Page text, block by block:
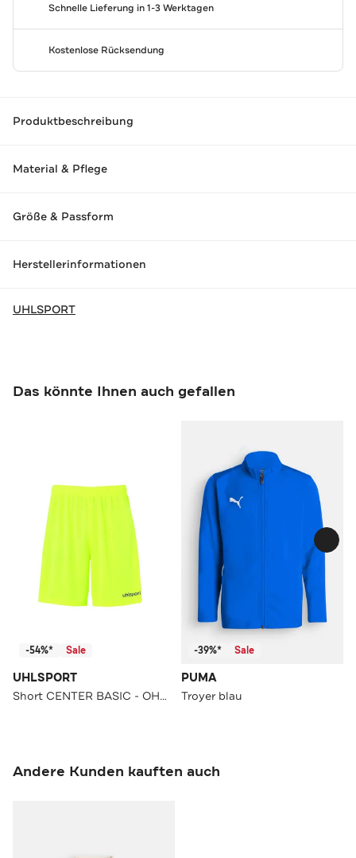
Schnelle Lieferung in 1-3 Werktagen
Kostenlose Rücksendung
Produktbeschreibung
Material & Pflege
Größe & Passform
Herstellerinformationen
UHLSPORT
Das könnte Ihnen auch gefallen
-54%* Sale
UHLSPORT
Short CENTER BASIC - OHNE INNENSLIP
-39%* Sale
PUMA
Troyer blau
Andere Kunden kauften auch